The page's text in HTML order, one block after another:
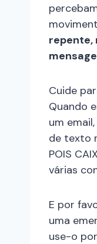
repente,
Cuide
Quando
um
de texto
POIS
várias
E por
uma
use-o